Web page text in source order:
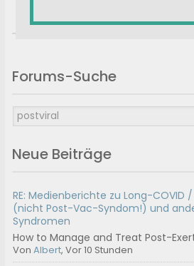
Forums-Suche
Neue Beiträge
RE: Medienberichte zu Long-COVID
(nicht Post-Vac-Syndom!) und
Syndromen
How to Manage and Treat Post-
VonAlbert, Vor 10 Stunden